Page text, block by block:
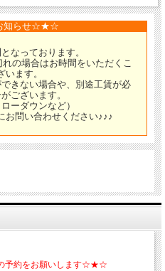
らせ☆★☆
なっております。
の場合はお時間をいただくこ
います。
きない場合や、別途工賃が必
ございます。
ーダウンなど）
お問い合わせください♪♪♪
予約をお願いします☆★☆